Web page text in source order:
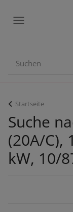
Startseite
Suche
(20A/C),
kW, 10/